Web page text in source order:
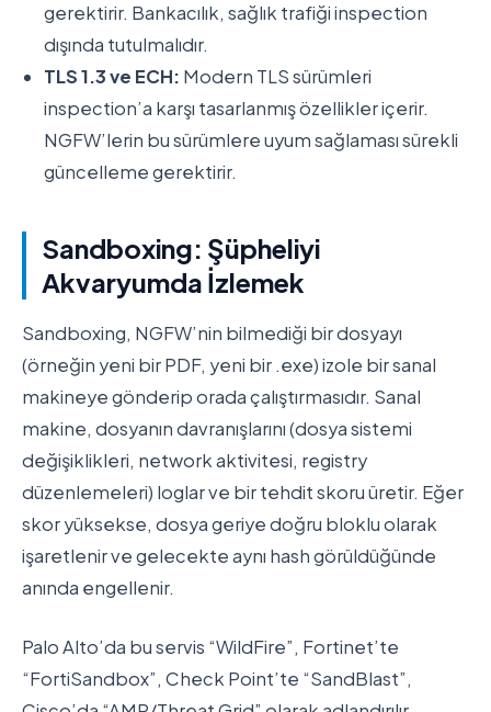
gerektirir. Bankacılık, sağlık trafiği inspection
dışında tutulmalıdır.
TLS 1.3 ve ECH: Modern TLS sürümleri
inspection’a karşı tasarlanmış özellikler içerir.
NGFW’lerin bu sürümlere uyum sağlaması sürekli
güncelleme gerektirir.
Sandboxing: Şüpheliyi
Akvaryumda İzlemek
Sandboxing, NGFW’nin bilmediği bir dosyayı
(örneğin yeni bir PDF, yeni bir .exe) izole bir sanal
makineye gönderip orada çalıştırmasıdır. Sanal
makine, dosyanın davranışlarını (dosya sistemi
değişiklikleri, network aktivitesi, registry
düzenlemeleri) loglar ve bir tehdit skoru üretir. Eğer
skor yüksekse, dosya geriye doğru bloklu olarak
işaretlenir ve gelecekte aynı hash görüldüğünde
anında engellenir.
Palo Alto’da bu servis “WildFire”, Fortinet’te
“FortiSandbox”, Check Point’te “SandBlast”,